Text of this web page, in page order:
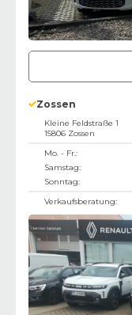
Zossen
Kleine Feldstraße 1
15806 Zossen
Mo. - Fr.:
Samstag:
Sonntag:
Verkaufsberatung: